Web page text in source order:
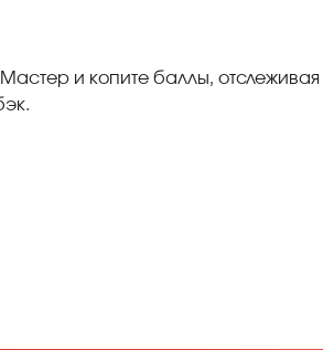
и копите баллы, отслеживая